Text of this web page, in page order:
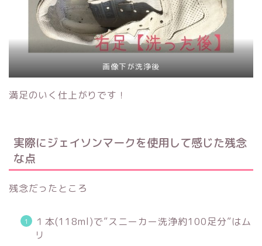
画像下が洗浄後
満足のいく仕上がりです！
実際にジェイソンマークを使用して感じた残念
な点
残念だったところ
１本(118ml)で”スニーカー洗浄約100足分”はム
リ